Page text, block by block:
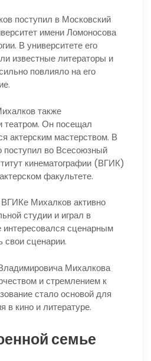
поступил в Московский
имени Ломоносова
В университете его
известные литераторы и
повлияло на его
также
театром. Он посещал
актерским мастерством. В
поступил во Всесоюзный
кинематографии (ВГИК)
факультете.
Михалков активно
студии и играл в
интересовался сценарным
свои сценарии.
Михалкова
и стремлением к
стало основой для
в кино и литературе.
семье